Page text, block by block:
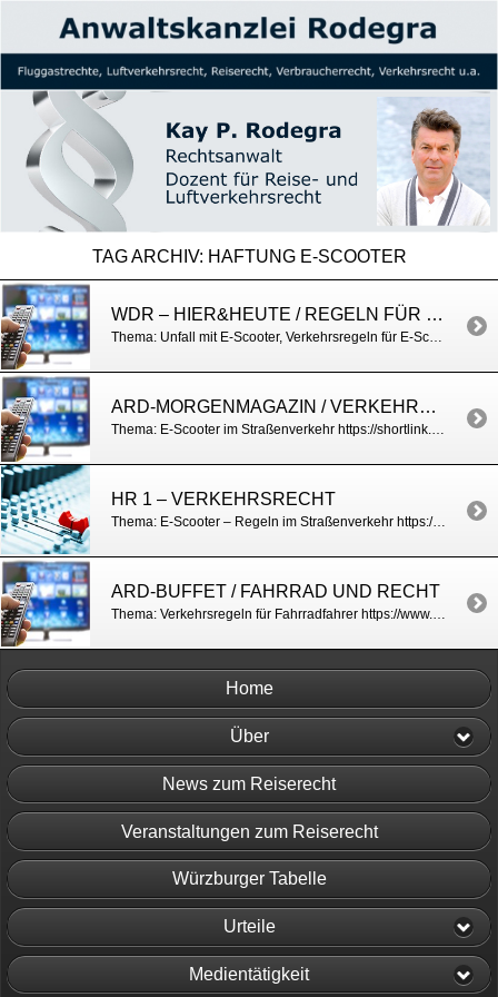
TAG ARCHIV: HAFTUNG E-SCOOTER
WDR – HIER&HEUTE / REGELN FÜR E-SCOOTER
Thema: Unfall mit E-Scooter, Verkehrsregeln für E-Scooter u.a. https://shortlink.uk/1r3b0
ARD-MORGENMAGAZIN / VERKEHRSREGELN FÜR E-SCOOTER
Thema: E-Scooter im Straßenverkehr https://shortlink.uk/1oZxA
HR 1 – VERKEHRSRECHT
Thema: E-Scooter – Regeln im Straßenverkehr https://www.hr1.de/programm/verkehrsrechtsanwalt-kay-p-rodegra-ueber-e-scooter,audio-anwalt-e-scooter100.html
ARD-BUFFET / FAHRRAD UND RECHT
Thema: Verkehrsregeln für Fahrradfahrer https://www.swr.de/buffet/leben/bussgeldkatalog-fuer-radfahrer-das-sollten-sie-als-radfahrer-wissen/-/id=257304/did=23795404/nid=257304/15sgtp7/index.html
Home
Über
News zum Reiserecht
Veranstaltungen zum Reiserecht
Würzburger Tabelle
Urteile
Medientätigkeit